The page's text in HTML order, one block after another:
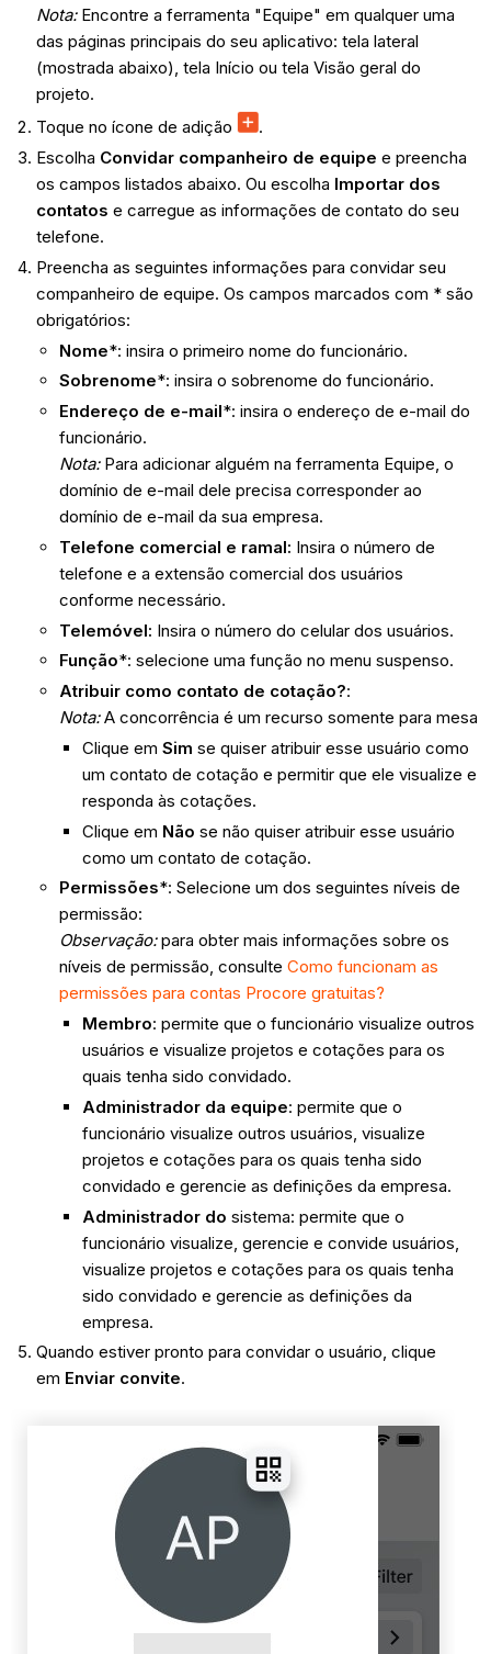
Nota:Encontre a ferramenta "Equipe" em qualquer uma
das páginas principais do seu aplicativo: tela lateral
(mostrada abaixo), tela Início ou tela Visão geral do
projeto.
Toque no ícone de adição
.
Escolha Convidar companheiro de equipe e preencha
os campos listados abaixo. Ou escolha Importar dos
contatos e carregue as informações de contato do seu
telefone.
Preencha as seguintes informações para convidar seu
companheiro de equipe. Os campos marcados com * são
obrigatórios:
Nome*: insira o primeiro nome do funcionário.
Sobrenome*: insira o sobrenome do funcionário.
Endereço de e-mail*: insira o endereço de e-mail do
funcionário.
Nota: Para adicionar alguém na ferramenta Equipe, o
domínio de e-mail dele precisa corresponder ao
domínio de e-mail da sua empresa.
Telefone comercial e ramal: Insira o número de
telefone e a extensão comercial dos usuários
conforme necessário.
Telemóvel: Insira o número do celular dos usuários.
Função*: selecione uma função no menu suspenso.
Atribuir como contato de cotação?:
Nota:A concorrência é um recurso somente para mesa
Clique em Sim se quiser atribuir esse usuário como
um contato de cotação e permitir que ele visualize e
responda às cotações.
Clique em Não se não quiser atribuir esse usuário
como um contato de cotação.
Permissões*: Selecione um dos seguintes níveis de
permissão:
Observação:para obter mais informações sobre os
níveis de permissão, consulte Como funcionam as
permissões para contas Procore gratuitas?
Membro: permite que o funcionário visualize outros
usuários e visualize projetos e cotações para os
quais tenha sido convidado.
Administrador da equipe: permite que o
funcionário visualize outros usuários, visualize
projetos e cotações para os quais tenha sido
convidado e gerencie as definições da empresa.
Administrador do sistema: permite que o
funcionário visualize, gerencie e convide usuários,
visualize projetos e cotações para os quais tenha
sido convidado e gerencie as definições da
empresa.
Quando estiver pronto para convidar o usuário, clique
em Enviar convite.